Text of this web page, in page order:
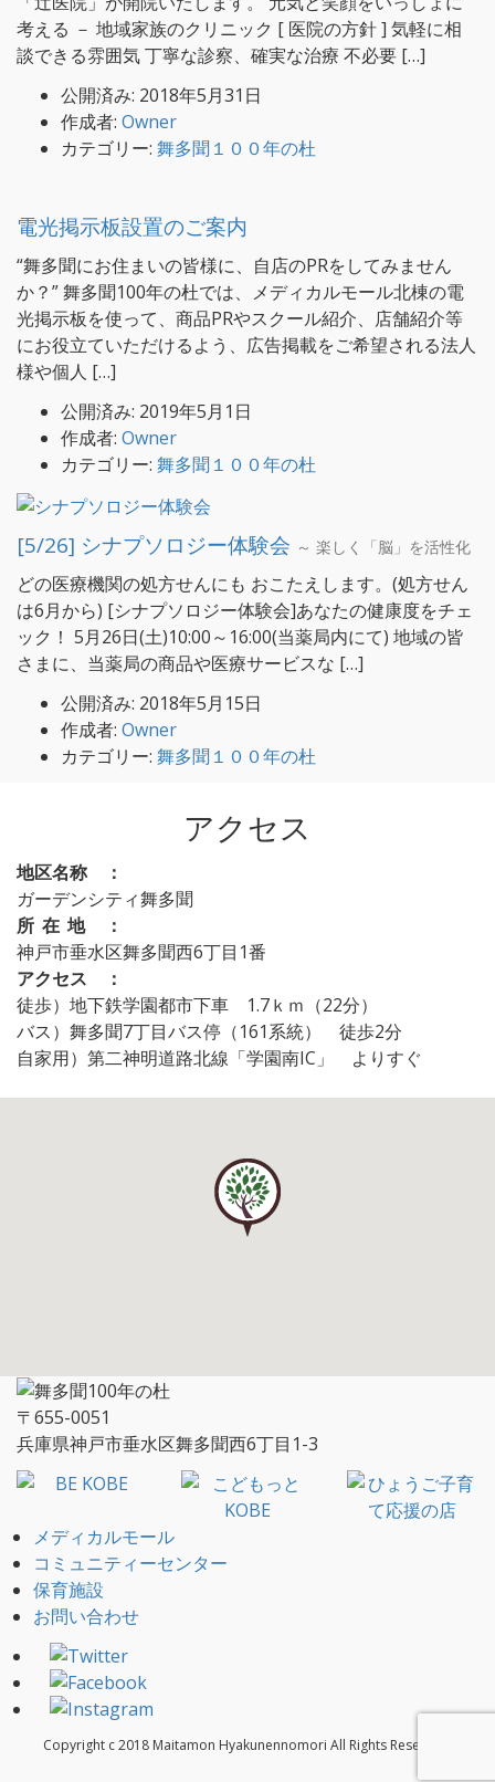
考える － 地域家族のクリニック [ 医院の方針 ] 気軽に相
談できる雰囲気 丁寧な診察、確実な治療 不必要 […]
公開済み: 2018年5月31日
作成者: Owner
カテゴリー: 舞多聞１００年の杜
電光掲示板設置のご案内
“舞多聞にお住まいの皆様に、自店のPRをしてみません
か？” 舞多聞100年の杜では、メディカルモール北棟の電
光掲示板を使って、商品PRやスクール紹介、店舗紹介等
にお役立ていただけるよう、広告掲載をご希望される法人
様や個人 […]
公開済み: 2019年5月1日
作成者: Owner
カテゴリー: 舞多聞１００年の杜
[5/26] シナプソロジー体験会 ～ 楽しく「脳」を活性化
どの医療機関の処方せんにも おこたえします。(処方せん
は6月から) [シナプソロジー体験会]あなたの健康度をチェ
ック！ 5月26日(土)10:00～16:00(当薬局内にて) 地域の皆
さまに、当薬局の商品や医療サービスな […]
公開済み: 2018年5月15日
作成者: Owner
カテゴリー: 舞多聞１００年の杜
アクセス
地区名称 ：
ガーデンシティ舞多聞
所在地 ：
神戸市垂水区舞多聞西6丁目1番
アクセス ：
徒歩）地下鉄学園都市下車 1.7ｋｍ（22分）
バス）舞多聞7丁目バス停（161系統） 徒歩2分
自家用）第二神明道路北線「学園南IC」 よりすぐ
〒655-0051
兵庫県神戸市垂水区舞多聞西6丁目1-3
メディカルモール
コミュニティーセンター
保育施設
お問い合わせ
Copyright c 2018 Maitamon Hyakunennomori All Rights Reserved.